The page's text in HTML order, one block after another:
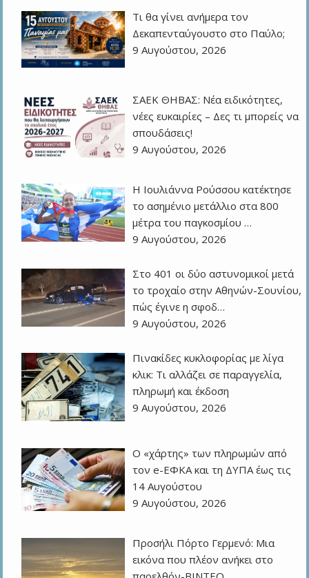
Τι θα γίνει ανήμερα τον
Δεκαπενταύγουστο στο Παύλο;
9 Αυγούστου, 2026
ΣΑΕΚ ΘΗΒΑΣ: Νέα ειδικότητες,
νέες ευκαιρίες – Δες τι μπορείς να
σπουδάσεις!
9 Αυγούστου, 2026
Η Ιουλιάννα Ρούσσου κατέκτησε
το ασημένιο μετάλλιο στα 800
μέτρα του παγκοσμίου …
9 Αυγούστου, 2026
Στο 401 οι δύο αστυνομικοί μετά
το τροχαίο στην Αθηνών-Σουνίου,
πώς έγινε η σφοδ…
9 Αυγούστου, 2026
Πινακίδες κυκλοφορίας με λίγα
κλικ: Τι αλλάζει σε παραγγελία,
πληρωμή και έκδοση
9 Αυγούστου, 2026
Ο «χάρτης» των πληρωμών από
τον e-ΕΦΚΑ και τη ΔΥΠΑ έως τις
14 Αυγούστου
9 Αυγούστου, 2026
Προσήλι Πόρτο Γερμενό: Μια
εικόνα που πλέον ανήκει στο